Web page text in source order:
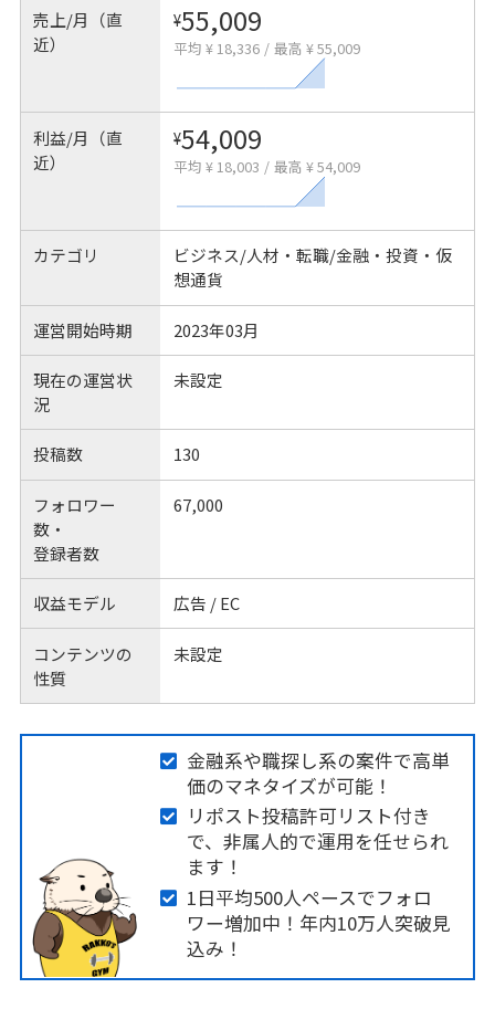
売上/月（直
近）
¥55,009
平均 ¥ 18,336 / 最高 ¥ 55,009
利益/月（直
近）
¥54,009
平均 ¥ 18,003 / 最高 ¥ 54,009
カテゴリ
ビジネス/人材・転職/金融・投資・仮
想通貨
運営開始時期 2023年03月
現在の運営状
況
未設定
投稿数 130
フォロワー
数・
登録者数
67,000
収益モデル 広告 / EC
コンテンツの
性質
未設定
金融系や職探し系の案件で高単
価のマネタイズが可能！
リポスト投稿許可リスト付き
で、非属人的で運用を任せられ
ます！
1日平均500人ペースでフォロ
ワー増加中！年内10万人突破見
込み！